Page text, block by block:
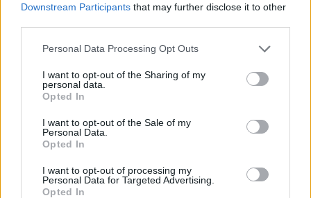
Downstream Participants that may further disclose it to other
Please note that this website/app uses one or more Google
not limited to your visit or usage behaviour. You may click to
grant or deny consent to Google and its third-party tags to
use your data for below specified purposes in below Google
consent section.
Personal Data Processing Opt Outs
I want to opt-out of the Sharing of my
personal data.
Opted In
I want to opt-out of the Sale of my
Personal Data.
Opted In
I want to opt-out of processing my
Personal Data for Targeted Advertising.
Opted In